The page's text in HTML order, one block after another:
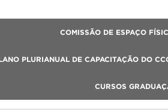
COMISSÃO DE ESPAÇO
PLURIANUAL DE CAPACITAÇÃO DO
CURSOS